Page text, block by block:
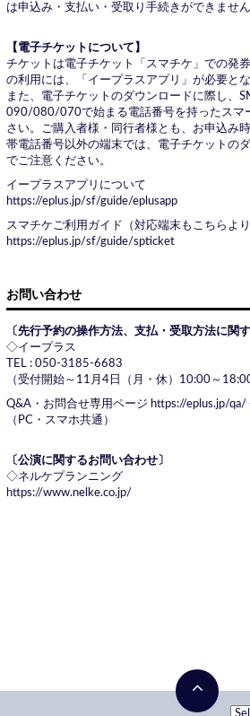
は申込み・支払い・受取り手続きができません
【電子チケットについて】
チケットは電子チケット「スマチケ」での発
の利用には、「イープラスアプリ」が必要とな
また、電子チケットのダウンロードに際し、
090/080/070で始まる電話番号を持ったスマ
さい。ご購入者様・同行者様とも、お申込み
帯電話番号以外の端末では、電子チケットの
でご注意ください。
イープラスアプリについて
https://eplus.jp/sf/guide/eplusapp
スマチケご利用ガイド（対応端末もこちらよ
https://eplus.jp/sf/guide/spticket
お問い合わせ
〔先行予約の操作方法、支払・受取方法に関
◇イープラス
TEL : 050-3185-6683
（受付開始～11月4日（月・休）10:00～
Q&A・お問合せ専用ページ https://eplus.jp/qa/
（PC・スマホ共通）
〔公演に関するお問い合わせ〕
◇ネルケプランニング
https://www.nelke.co.jp/